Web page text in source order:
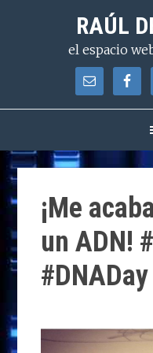
contenido
RAÚL
el espacio
¡Me
un ADN!
#DNADay